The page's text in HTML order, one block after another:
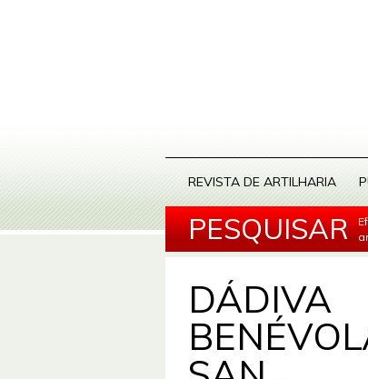
REVISTA DE ARTILHARIA
PESQUISAR
DÁDIVA